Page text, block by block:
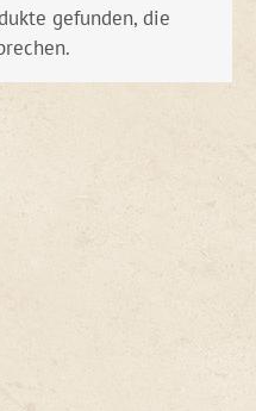
gefunden, die